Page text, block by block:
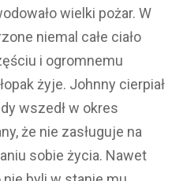
wielki pożar. W
niemal całe ciało
i ogromnemu
żyje. Johnny cierpiał
wszedł w okres
że nie zasługuje na
sobie życia. Nawet